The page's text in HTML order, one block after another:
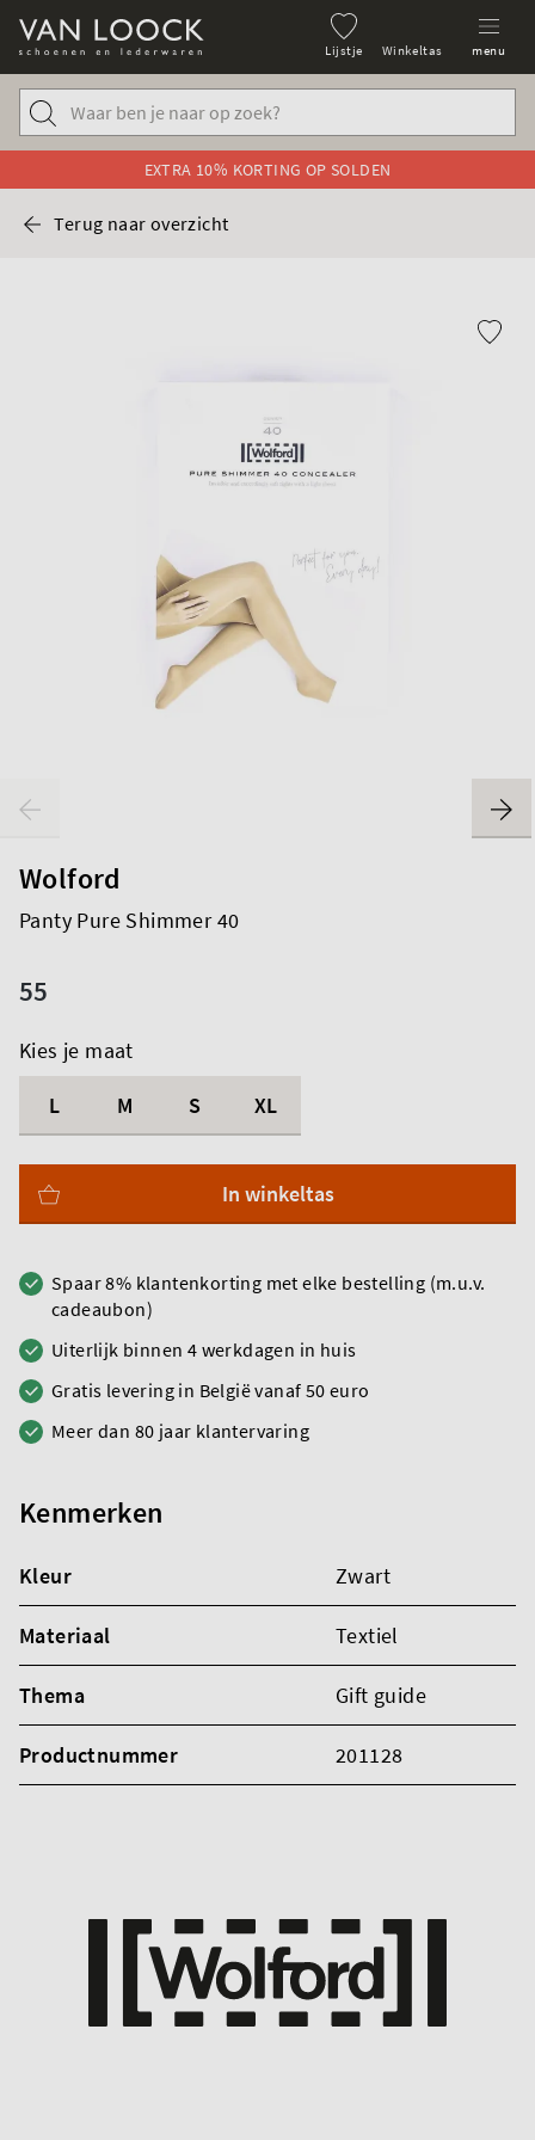
Lijstje Winkeltas menu
EXTRA 10% KORTING OP SOLDEN
Terug naar overzicht
Wolford
Panty Pure Shimmer 40
55
Kies je maat
L
M S XL
In winkeltas
Spaar 8% klantenkorting met elke bestelling (m.u.v.
cadeaubon)
Uiterlijk binnen 4 werkdagen in huis
Gratis levering in België vanaf 50 euro
Meer dan 80 jaar klantervaring
Kenmerken
Kleur Zwart
Materiaal Textiel
Thema Gift guide
Productnummer 201128